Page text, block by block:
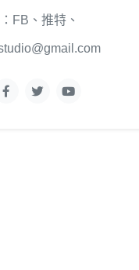
FB、推特、